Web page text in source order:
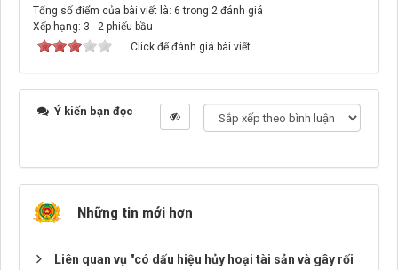
Tổng số điểm của bài viết là: 6 trong 2 đánh giá
Xếp hạng: 3 - 2 phiếu bầu
Click để đánh giá bài viết
Ý kiến bạn đọc
Những tin mới hơn
Liên quan vụ "có dấu hiệu hủy hoại tài sản và gây rối